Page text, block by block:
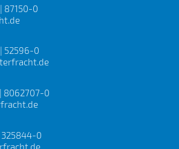
87150-0
52596-0
8062707-0
325844-0